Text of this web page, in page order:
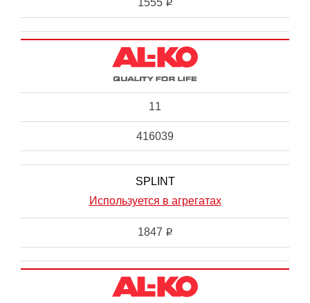
1555 i
11
416039
SPLINT
Используется в агрегатах
1847 i